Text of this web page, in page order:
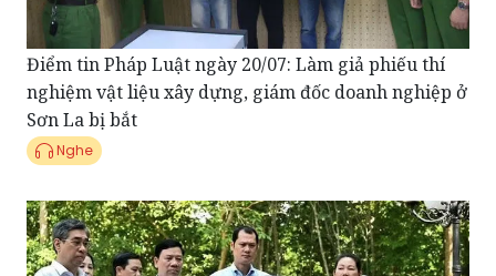
Điểm tin Pháp Luật ngày 20/07: Làm giả phiếu thí
nghiệm vật liệu xây dựng, giám đốc doanh nghiệp ở
Sơn La bị bắt
Nghe